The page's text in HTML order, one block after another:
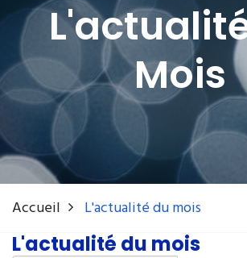
Mois
Accueil L'actualité du mois
L'actualité du mois